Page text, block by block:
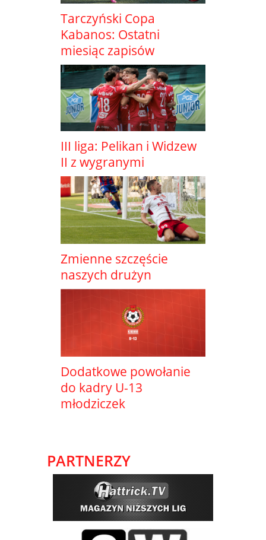
Tarczyński Copa
Kabanos: Ostatni
miesiąc zapisów
III liga: Pelikan i Widzew
II z wygranymi
Zmienne szczęście
naszych drużyn
Dodatkowe powołanie
do kadry U-13
młodziczek
PARTNERZY